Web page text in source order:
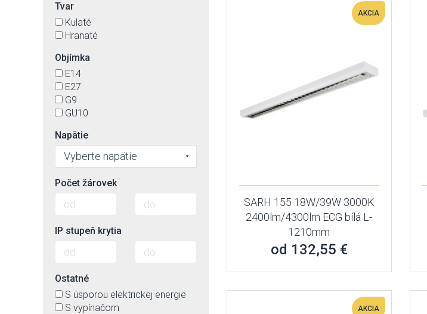
AKCIA
SARH 155 18W/39W 3000K
2400lm/4300lm ECG bílá L-
1210mm
od 132,55 €
AKCIA
Tvar
Kulaté
Hranaté
Objímka
E14
E27
G9
GU10
Napätie
Vyberte napätie
Počet žárovek
IP stupeň krytia
Ostatné
S úsporou elektrickej energie
S vypínačom